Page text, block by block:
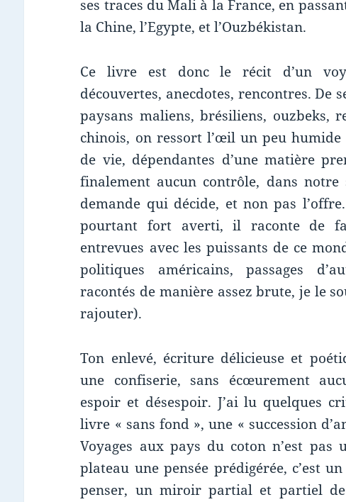
ses traces du Mali à la France, en
la Chine, l’Egypte, et l’Ouzbékistan.
Ce livre est donc le récit d’un
découvertes, anecdotes, rencontres. De
paysans maliens, brésiliens, ouzbeks,
chinois, on ressort l’œil un peu
de vie, dépendantes d’une matière
finalement aucun contrôle, dans notre
demande qui décide, et non pas
pourtant fort averti, il raconte de
entrevues avec les puissants de ce
politiques américains, passages
racontés de manière assez brute, je le
rajouter).
Ton enlevé, écriture délicieuse et
une confiserie, sans écœurement
espoir et désespoir. J’ai lu quelques
livre « sans fond », une « succession
Voyages aux pays du coton n’est
plateau une pensée prédigérée, c’est
penser, un miroir partial et partiel de